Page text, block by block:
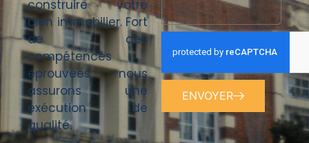
construire votre
bien immobilier. Fort
de des
compétences
éprouvées, nous
assurons une
exécution de
qualité.
ENVOYER